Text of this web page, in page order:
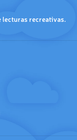
lecturas recreativas.